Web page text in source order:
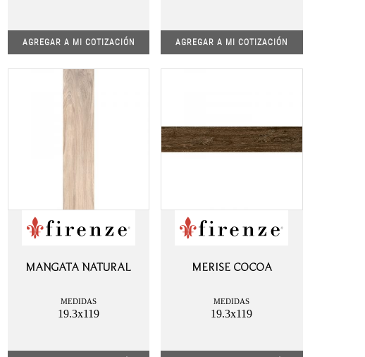
AGREGAR A MI COTIZACIÓN AGREGAR A MI COTIZACIÓN
MANGATA NATURAL
MEDIDAS
19.3x119
MERISE COCOA
MEDIDAS
19.3x119